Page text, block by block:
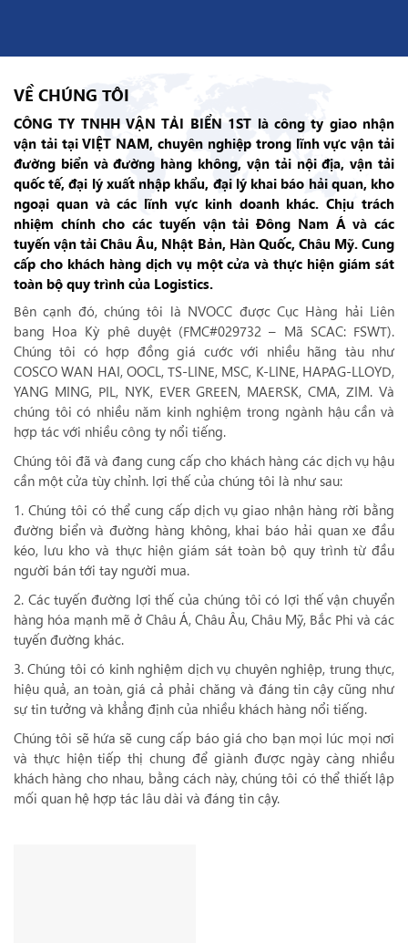
VỀ CHÚNG TÔI
CÔNG TY TNHH VẬN TẢI BIỂN 1ST là công ty giao nhận
vận tải tại VIỆT NAM, chuyên nghiệp trong lĩnh vực vận tải
đường biển và đường hàng không, vận tải nội địa, vận tải
quốc tế, đại lý xuất nhập khẩu, đại lý khai báo hải quan, kho
ngoại quan và các lĩnh vực kinh doanh khác. Chịu trách
nhiệm chính cho các tuyến vận tải Đông Nam Á và các
tuyến vận tải Châu Âu, Nhật Bản, Hàn Quốc, Châu Mỹ. Cung
cấp cho khách hàng dịch vụ một cửa và thực hiện giám sát
toàn bộ quy trình của Logistics.
Bên cạnh đó, chúng tôi là NVOCC được Cục Hàng hải Liên
bang Hoa Kỳ phê duyệt (FMC#029732 – Mã SCAC: FSWT).
Chúng tôi có hợp đồng giá cước với nhiều hãng tàu như
COSCO WAN HAI, OOCL, TS-LINE, MSC, K-LINE, HAPAG-LLOYD,
YANG MING, PIL, NYK, EVER GREEN, MAERSK, CMA, ZIM. Và
chúng tôi có nhiều năm kinh nghiệm trong ngành hậu cần và
hợp tác với nhiều công ty nổi tiếng.
Chúng tôi đã và đang cung cấp cho khách hàng các dịch vụ hậu
cần một cửa tùy chỉnh. lợi thế của chúng tôi là như sau:
1. Chúng tôi có thể cung cấp dịch vụ giao nhận hàng rời bằng
đường biển và đường hàng không, khai báo hải quan xe đầu
kéo, lưu kho và thực hiện giám sát toàn bộ quy trình từ đầu
người bán tới tay người mua.
2. Các tuyến đường lợi thế của chúng tôi có lợi thế vận chuyển
hàng hóa mạnh mẽ ở Châu Á, Châu Âu, Châu Mỹ, Bắc Phi và các
tuyến đường khác.
3. Chúng tôi có kinh nghiệm dịch vụ chuyên nghiệp, trung thực,
hiệu quả, an toàn, giá cả phải chăng và đáng tin cậy cũng như
sự tin tưởng và khẳng định của nhiều khách hàng nổi tiếng.
Chúng tôi sẽ hứa sẽ cung cấp báo giá cho bạn mọi lúc mọi nơi
và thực hiện tiếp thị chung để giành được ngày càng nhiều
khách hàng cho nhau, bằng cách này, chúng tôi có thể thiết lập
mối quan hệ hợp tác lâu dài và đáng tin cậy.